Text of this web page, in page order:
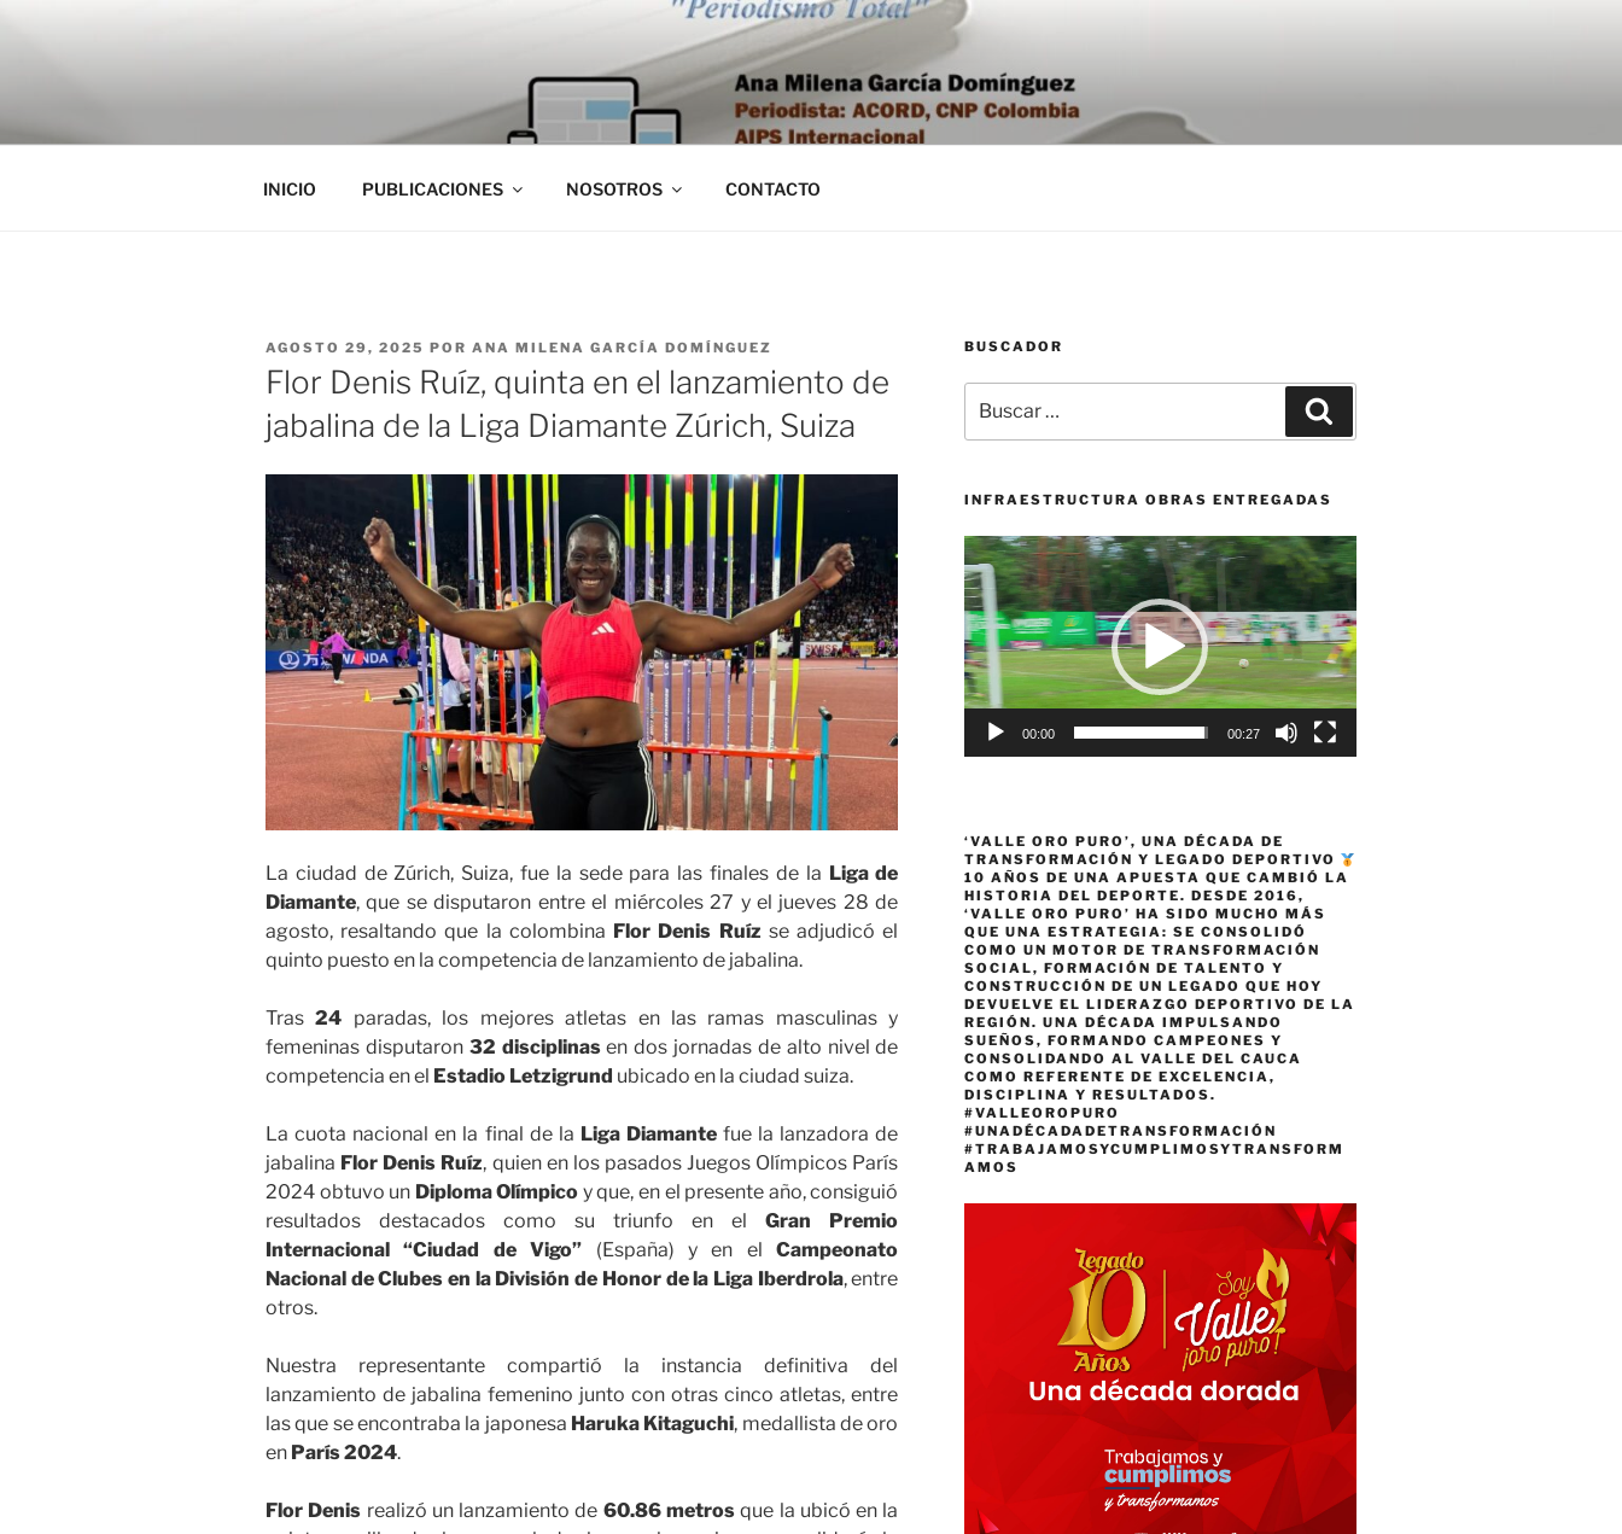
INICIO PUBLICACIONES NOSOTROS CONTACTO
PUBLICADO
EL
AGOSTO 29, 2025 POR ANA MILENA GARCÍA DOMÍNGUEZ
Flor Denis Ruíz, quinta en el lanzamiento de
jabalina de la Liga Diamante Zúrich, Suiza
La ciudad de Zúrich, Suiza, fue la sede para las finales de la Liga de
Diamante, que se disputaron entre el miércoles 27 y el jueves 28 de
agosto, resaltando que la colombina Flor Denis Ruíz se adjudicó el
quinto puesto en la competencia de lanzamiento de jabalina.
Tras24 paradas, los mejores atletas en las ramas masculinas y
femeninas disputaron 32 disciplinasen dos jornadas de alto nivel de
competencia en el Estadio Letzigrund ubicado en la ciudad suiza.
La cuota nacional en la final de la Liga Diamantefue la lanzadora de
jabalina Flor Denis Ruíz, quien en los pasados Juegos Olímpicos París
2024 obtuvo un Diploma Olímpico y que, en el presente año, consiguió
resultados destacados como su triunfo en el
Gran Premio
Internacional “Ciudad de Vigo” (España) y en elCampeonato
Nacional de Clubes en la División de Honor de la Liga Iberdrola, entre
otros.
Nuestra representante compartió la instancia definitiva del
lanzamiento de jabalina femenino junto con otras cinco atletas, entre
las que se encontraba la japonesa Haruka Kitaguchi, medallista de oro
en París 2024.
Flor Denis realizó un lanzamiento de 60.86 metrosque la ubicó en la
BUSCADOR
por:
INFRAESTRUCTURA OBRAS ENTREGADAS
Reproductor
de
vídeo
00:00 00:27
‘VALLE ORO PURO’, UNA DÉCADA DE
TRANSFORMACIÓN Y LEGADO DEPORTIVO
10 AÑOS DE UNA APUESTA QUE CAMBIÓ LA
HISTORIA DEL DEPORTE. DESDE 2016,
‘VALLE ORO PURO’ HA SIDO MUCHO MÁS
QUE UNA ESTRATEGIA: SE CONSOLIDÓ
COMO UN MOTOR DE TRANSFORMACIÓN
SOCIAL, FORMACIÓN DE TALENTO Y
CONSTRUCCIÓN DE UN LEGADO QUE HOY
DEVUELVE EL LIDERAZGO DEPORTIVO DE LA
REGIÓN. UNA DÉCADA IMPULSANDO
SUEÑOS, FORMANDO CAMPEONES Y
CONSOLIDANDO AL VALLE DEL CAUCA
COMO REFERENTE DE EXCELENCIA,
DISCIPLINA Y RESULTADOS.
#VALLEOROPURO
#UNADÉCADADETRANSFORMACIÓN
#TRABAJAMOSYCUMPLIMOSYTRANSFORM
AMOS